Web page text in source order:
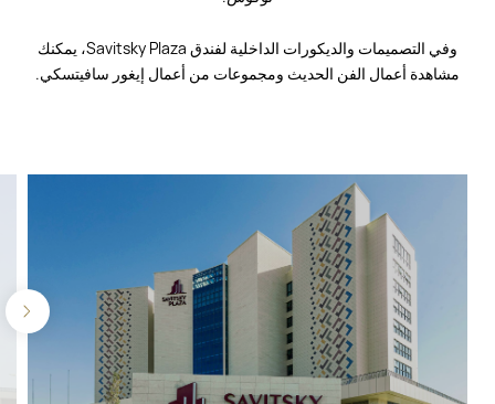
وفي التصميمات والديكورات الداخلية لفندق Savitsky Plaza، يمكنك
مشاهدة أعمال الفن الحديث ومجموعات من أعمال إيغور سافيتسكي.